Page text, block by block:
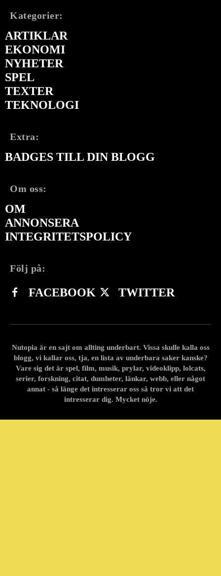
Kategorier:
ARTIKLAR
EKONOMI
NYHETER
SPEL
TEXTER
TEKNOLOGI
Extra:
BADGES TILL DIN BLOGG
Om oss:
OM
ANNONSERA
INTEGRITETSPOLICY
Följ på:
FACEBOOK TWITTER
Nutopia är en sajt om allting underbart. Vissa skulle kalla oss
blogg, vi kallar oss, tja, en lista av underbara saker kanske?
Vare sig det är spel, film, musik, prylar, videoklipp, lolcats,
serier, forskning, citat, dumheter, länkar, webb, eller något
annat - så länge det intresserar oss så tror vi att det
intresserar dig. Mycket nöje.